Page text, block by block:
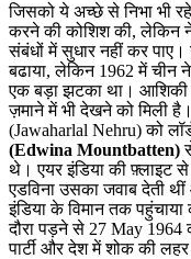
जिसको ये अच्छे से निभा भी
करने की कोशिश की, लेकिन
संबंधों में सुधार नहीं कर
बढाया, लेकिन 1962 में
एक बड़ा झटका था। आशिकी
ज़माने में भी देखने को मिली
(Jawaharlal Nehru) को
(Edwina Mountbatten)
थे। एयर इंडिया की फ़्लाइट
एडविना उसका जवाब देती
इंडिया के विमान तक
दौरा पड़ने से 27 May 1964
पार्टी और देश में शोक की लहर